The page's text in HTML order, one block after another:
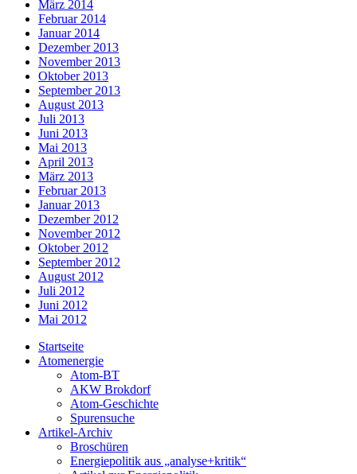
März 2014
Februar 2014
Januar 2014
Dezember 2013
November 2013
Oktober 2013
September 2013
August 2013
Juli 2013
Juni 2013
Mai 2013
April 2013
März 2013
Februar 2013
Januar 2013
Dezember 2012
November 2012
Oktober 2012
September 2012
August 2012
Juli 2012
Juni 2012
Mai 2012
Startseite
Atomenergie
Atom-BT
AKW Brokdorf
Atom-Geschichte
Spurensuche
Artikel-Archiv
Broschüren
Energiepolitik aus „analyse+kritik“